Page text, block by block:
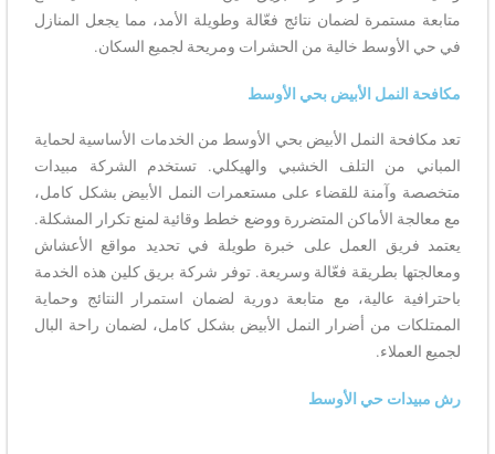
متابعة مستمرة لضمان نتائج فعّالة وطويلة الأمد، مما يجعل المنازل
في حي الأوسط خالية من الحشرات ومريحة لجميع السكان.
مكافحة النمل الأبيض بحي الأوسط
تعد مكافحة النمل الأبيض بحي الأوسط من الخدمات الأساسية لحماية
المباني من التلف الخشبي والهيكلي. تستخدم الشركة مبيدات
متخصصة وآمنة للقضاء على مستعمرات النمل الأبيض بشكل كامل،
مع معالجة الأماكن المتضررة ووضع خطط وقائية لمنع تكرار المشكلة.
يعتمد فريق العمل على خبرة طويلة في تحديد مواقع الأعشاش
ومعالجتها بطريقة فعّالة وسريعة. توفر شركة بريق كلين هذه الخدمة
باحترافية عالية، مع متابعة دورية لضمان استمرار النتائج وحماية
الممتلكات من أضرار النمل الأبيض بشكل كامل، لضمان راحة البال
لجميع العملاء.
رش مبيدات حي الأوسط